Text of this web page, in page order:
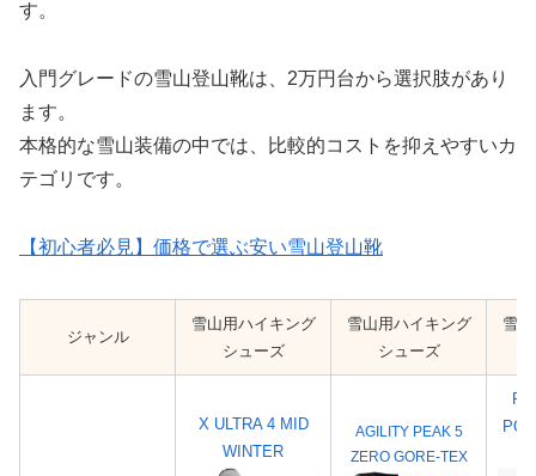
す。
入門グレードの雪山登山靴は、2万円台から選択肢があり
ます。
本格的な雪山装備の中では、比較的コストを抑えやすいカ
テゴリです。
【初心者必見】価格で選ぶ安い雪山登山靴
ジャンル
雪山用ハイキング
シューズ
雪山用ハイキング
シューズ
雪
X ULTRA 4 MID
WINTER
AGILITY PEAK 5
ZERO GORE-TEX